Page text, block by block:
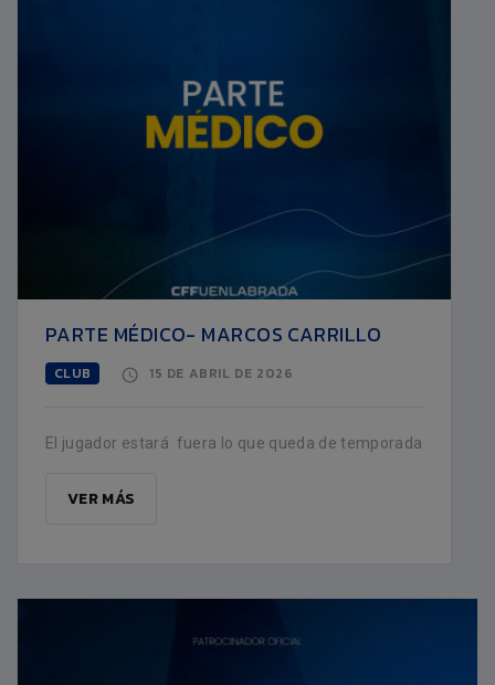
PARTE MÉDICO- MARCOS CARRILLO
CLUB 15 DE ABRIL DE 2026
El jugador estará fuera lo que queda de temporada
VER MÁS